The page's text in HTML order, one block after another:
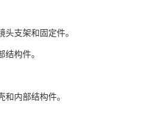
支架和固定件。
构件。
内部结构件。